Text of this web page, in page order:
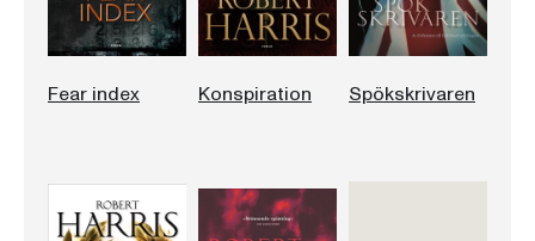
Fear index Konspiration Spökskrivaren